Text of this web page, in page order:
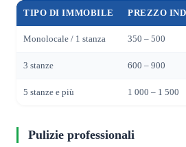
TIPO DI IMMOBILE PREZZO
Monolocale / 1 stanza 350 – 500
3 stanze 600 – 900
5 stanze e più 1 000 – 1 500
Pulizie professionali